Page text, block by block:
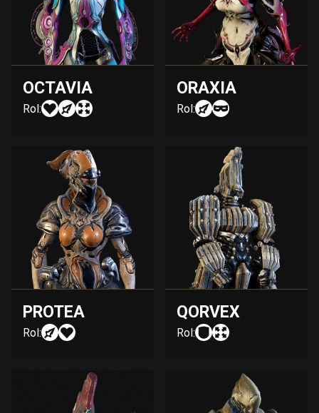
OCTAVIA
Rol:
ORAXIA
Rol:
PROTEA
Rol:
QORVEX
Rol: